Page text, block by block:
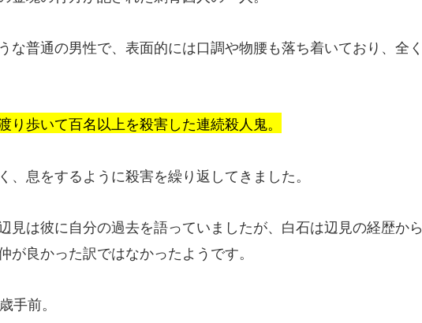
な普通の男性で、表面的には口調や物腰も落ち着いており、全く
り歩いて百名以上を殺害した連続殺人鬼。
、息をするように殺害を繰り返してきました。
見は彼に自分の過去を語っていましたが、白石は辺見の経歴から
良かった訳ではなかったようです。
手前。